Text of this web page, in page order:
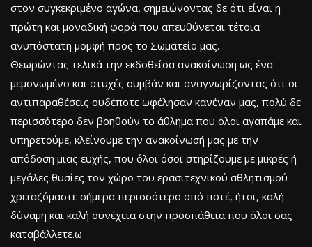
στον συγκεκριμένο αγώνα, σημειώνοντας δε ότι είναι η
πρώτη και μοναδική φορά που απευθύνεται τέτοια
ανυπόστατη μομφή προς το Σωματείο μας.
Θεωρώντας τελικά την εκδοθείσα ανακοίνωση ως ένα
μεμονωμένο και ατυχές συμβάν και αναγνωρίζοντας ότι οι
αντιπαραθέσεις ουδέποτε ωφέλησαν κανέναν μας, πολύ δε
περισσότερο δεν βοηθούν το άθλημα που όλοι αγαπάμε και
υπηρετούμε, κλείνουμε την ανακοίνωσή μας με την
απόδοση μιας ευχής, που όλοι όσοι στηρίζουμε με μικρές ή
μεγάλες θυσίες τον χώρο του ερασιτεχνικού αθλητισμού
χρειαζόμαστε σήμερα περισσότερο από ποτέ, ήτοι, καλή
δύναμη και καλή συνέχεια στην προσπάθεια που όλοι σας
καταβάλλετε.ω